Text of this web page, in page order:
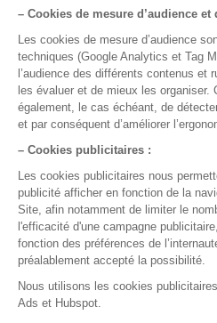
La gestion
version
Pour
Médecin
Maisons
Centre de
Nos
Application